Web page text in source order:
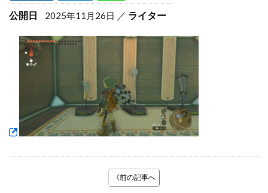
公開日 2025年11月26日 ライター
《前の記事へ